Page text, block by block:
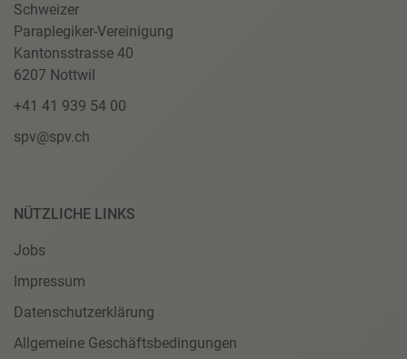
Schweizer
Paraplegiker-Vereinigung
Kantonsstrasse 40
6207 Nottwil
+41 41 939 54 00
spv@spv.ch
NÜTZLICHE LINKS
Jobs
Impressum
Datenschutzerklärung
Allgemeine Geschäftsbedingungen